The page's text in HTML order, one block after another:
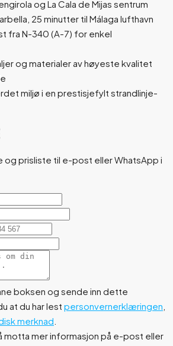
og La Cala de Mijas sentrum
25 minutter til Málaga lufthavn
fra N-340 (A-7) for enkel
og materialer av høyeste kvalitet
miljø i en prestisjefylt strandlinje-
og prisliste til e-post eller WhatsApp i
boksen og sende inn dette
at du har lest personvernerklæringen
merknad
motta mer informasjon på e-post eller